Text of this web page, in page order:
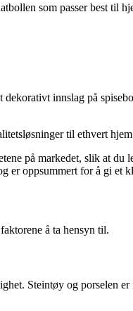
som passer best til
innslag på
til ethvert
på markedet, slik at du
er oppsummert for å gi et
å ta hensyn til.
Steintøy og porselen er